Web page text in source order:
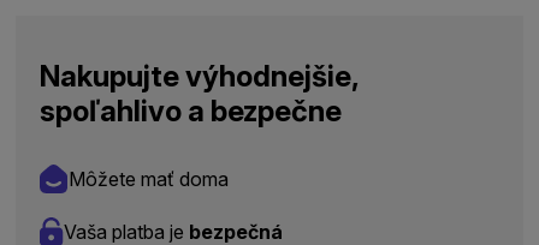
Nakupujte výhodnejšie,
spoľahlivo a bezpečne
Môžete mať doma
Vaša platba je bezpečná